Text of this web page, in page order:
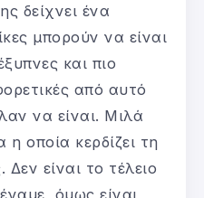
δείχνει ένα
μπορούν να είναι
και πιο
από αυτό
να είναι. Μιλά
οποία κερδίζει τη
είναι το τέλειο
όμως είναι